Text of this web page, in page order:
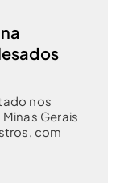
nos
Gerais
com